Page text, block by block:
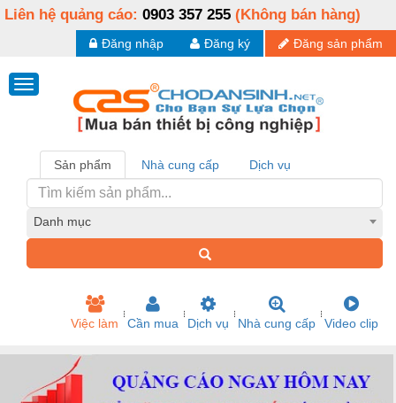
Liên hệ quảng cáo: 0903 357 255 (Không bán hàng)
Đăng sản phẩm
Đăng ký
Đăng nhập
Sản phẩm Nhà cung cấp Dịch vụ
Danh mục
Việc làm Cần mua Dịch vụ Nhà cung cấp Video clip